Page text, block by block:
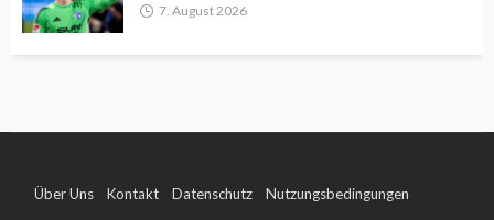
7. August 2026
Über Uns Kontakt Datenschutz Nutzungsbedingungen